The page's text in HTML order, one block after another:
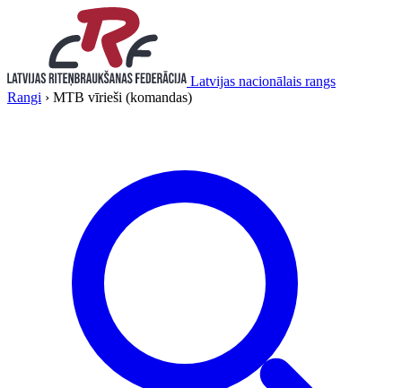
Latvijas nacionālais rangs
Rangi › MTB vīrieši (komandas)